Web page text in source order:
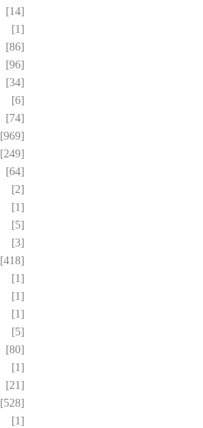
[14]
[1]
[86]
[96]
[34]
[6]
[74]
[969]
[249]
[64]
[2]
[1]
[5]
[3]
[418]
[1]
[1]
[1]
[5]
[80]
[1]
[21]
[528]
[1]